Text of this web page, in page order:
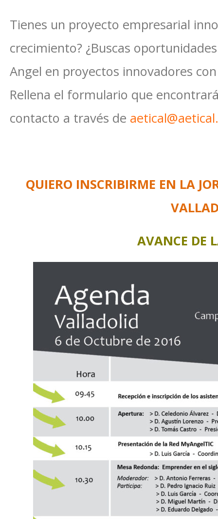
Tienes un proyecto empresarial
crecimiento? ¿Buscas
Angel en proyectos innovadores
Rellena el formulario que
contacto a través de
QUIERO INSCRIBIRME EN LA
AVANCE DE